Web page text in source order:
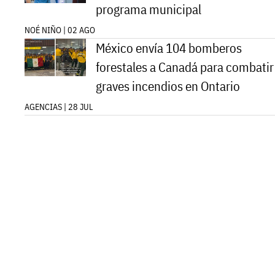
programa municipal
NOÉ NIÑO | 02 AGO
México envía 104 bomberos
forestales a Canadá para combatir
graves incendios en Ontario
AGENCIAS | 28 JUL